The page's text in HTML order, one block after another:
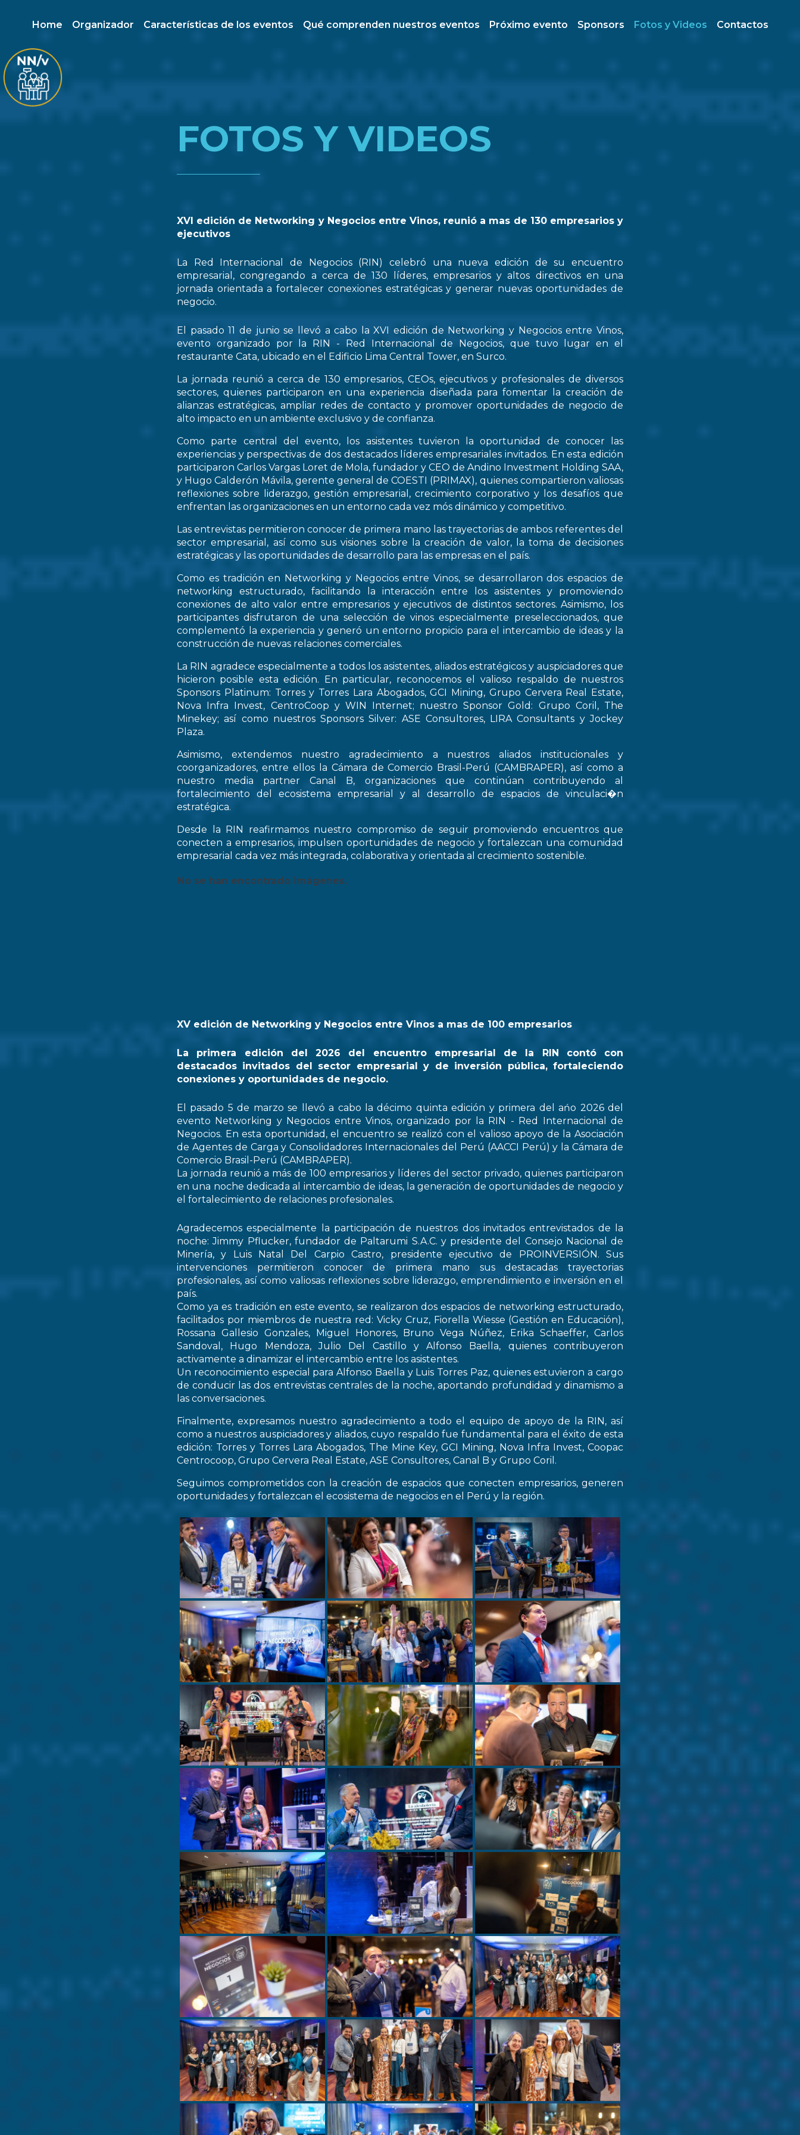
Home Organizador Características de los eventos Qué comprenden nuestros eventos Próximo evento Sponsors Fotos y Videos Contactos
FOTOS Y VIDEOS
XVI edición de Networking y Negocios entre Vinos, reunió a mas de 130 empresarios y
ejecutivos
La Red Internacional de Negocios (RIN) celebró una nueva edición de su encuentro
empresarial, congregando a cerca de 130 líderes, empresarios y altos directivos en una
jornada orientada a fortalecer conexiones estratégicas y generar nuevas oportunidades de
negocio.
El pasado 11 de junio se llevó a cabo la XVI edición de Networking y Negocios entre Vinos,
evento organizado por la RIN - Red Internacional de Negocios, que tuvo lugar en el
restaurante Cata, ubicado en el Edificio Lima Central Tower, en Surco.
La jornada reunió a cerca de 130 empresarios, CEOs, ejecutivos y profesionales de diversos
sectores, quienes participaron en una experiencia diseñada para fomentar la creación de
alianzas estratégicas, ampliar redes de contacto y promover oportunidades de negocio de
alto impacto en un ambiente exclusivo y de confianza.
Como parte central del evento, los asistentes tuvieron la oportunidad de conocer las
experiencias y perspectivas de dos destacados líderes empresariales invitados. En esta edición
participaron Carlos Vargas Loret de Mola, fundador y CEO de Andino Investment Holding SAA,
y Hugo Calderón Mávila, gerente general de COESTI (PRIMAX), quienes compartieron valiosas
reflexiones sobre liderazgo, gestión empresarial, crecimiento corporativo y los desafíos que
enfrentan las organizaciones en un entorno cada vez mós dinámico y competitivo.
Las entrevistas permitieron conocer de primera mano las trayectorias de ambos referentes del
sector empresarial, así como sus visiones sobre la creación de valor, la toma de decisiones
estratégicas y las oportunidades de desarrollo para las empresas en el país.
Como es tradición en Networking y Negocios entre Vinos, se desarrollaron dos espacios de
networking estructurado, facilitando la interacción entre los asistentes y promoviendo
conexiones de alto valor entre empresarios y ejecutivos de distintos sectores. Asimismo, los
participantes disfrutaron de una selección de vinos especialmente preseleccionados, que
complementó la experiencia y generó un entorno propicio para el intercambio de ideas y la
construcción de nuevas relaciones comerciales.
La RIN agradece especialmente a todos los asistentes, aliados estratégicos y auspiciadores que
hicieron posible esta edición. En particular, reconocemos el valioso respaldo de nuestros
Sponsors Platinum: Torres y Torres Lara Abogados, GCI Mining, Grupo Cervera Real Estate,
Nova Infra Invest, CentroCoop y WIN Internet; nuestro Sponsor Gold: Grupo Coril, The
Minekey; así como nuestros Sponsors Silver: ASE Consultores, LIRA Consultants y Jockey
Plaza.
Asimismo, extendemos nuestro agradecimiento a nuestros aliados institucionales y
coorganizadores, entre ellos la Cámara de Comercio Brasil-Perú (CAMBRAPER), así como a
nuestro media partner Canal B, organizaciones que continúan contribuyendo al
fortalecimiento del ecosistema empresarial y al desarrollo de espacios de vinculaci�n
estratégica.
Desde la RIN reafirmamos nuestro compromiso de seguir promoviendo encuentros que
conecten a empresarios, impulsen oportunidades de negocio y fortalezcan una comunidad
empresarial cada vez más integrada, colaborativa y orientada al crecimiento sostenible.
No se han encontrado imágenes.
XV edición de Networking y Negocios entre Vinos a mas de 100 empresarios
La primera edición del 2026 del encuentro empresarial de la RIN contó con
destacados invitados del sector empresarial y de inversión pública, fortaleciendo
conexiones y oportunidades de negocio.
El pasado 5 de marzo se llevó a cabo la décimo quinta edición y primera del ańo 2026 del
evento Networking y Negocios entre Vinos, organizado por la RIN - Red Internacional de
Negocios. En esta oportunidad, el encuentro se realizó con el valioso apoyo de la Asociación
de Agentes de Carga y Consolidadores Internacionales del Perú (AACCI Perú) y la Cámara de
Comercio Brasil-Perú (CAMBRAPER).
La jornada reunió a más de 100 empresarios y líderes del sector privado, quienes participaron
en una noche dedicada al intercambio de ideas, la generación de oportunidades de negocio y
el fortalecimiento de relaciones profesionales.
Agradecemos especialmente la participación de nuestros dos invitados entrevistados de la
noche: Jimmy Pflucker, fundador de Paltarumi S.A.C. y presidente del Consejo Nacional de
Minería, y Luis Natal Del Carpio Castro, presidente ejecutivo de PROINVERSIÓN. Sus
intervenciones permitieron conocer de primera mano sus destacadas trayectorias
profesionales, así como valiosas reflexiones sobre liderazgo, emprendimiento e inversión en el
país.
Como ya es tradición en este evento, se realizaron dos espacios de networking estructurado,
facilitados por miembros de nuestra red: Vicky Cruz, Fiorella Wiesse (Gestión en Educación),
Rossana Gallesio Gonzales, Miguel Honores, Bruno Vega Núñez, Erika Schaeffer, Carlos
Sandoval, Hugo Mendoza, Julio Del Castillo y Alfonso Baella, quienes contribuyeron
activamente a dinamizar el intercambio entre los asistentes.
Un reconocimiento especial para Alfonso Baella y Luis Torres Paz, quienes estuvieron a cargo
de conducir las dos entrevistas centrales de la noche, aportando profundidad y dinamismo a
las conversaciones.
Finalmente, expresamos nuestro agradecimiento a todo el equipo de apoyo de la RIN, así
como a nuestros auspiciadores y aliados, cuyo respaldo fue fundamental para el éxito de esta
edición: Torres y Torres Lara Abogados, The Mine Key, GCI Mining, Nova Infra Invest, Coopac
Centrocoop, Grupo Cervera Real Estate, ASE Consultores, Canal B y Grupo Coril.
Seguimos comprometidos con la creación de espacios que conecten empresarios, generen
oportunidades y fortalezcan el ecosistema de negocios en el Perú y la región.